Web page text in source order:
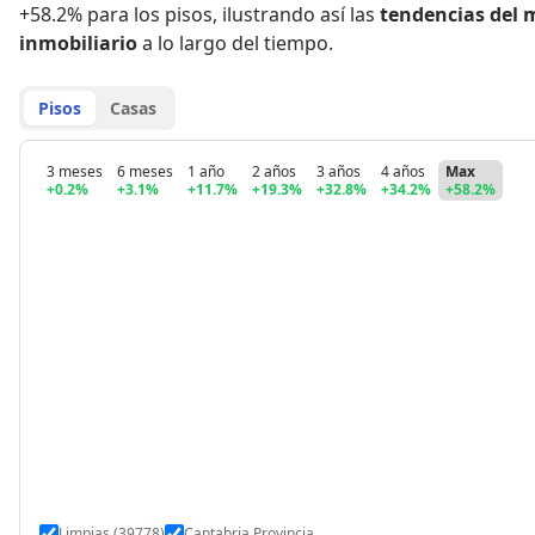
+58.2% para los pisos, ilustrando así las tendencias del
inmobiliarioa lo largo del tiempo.
Pisos Casas
3 meses
+0.2%
6 meses
+3.1%
1 año
+11.7%
2 años
+19.3%
3 años
+32.8%
4 años
+34.2%
Max
+58.2%